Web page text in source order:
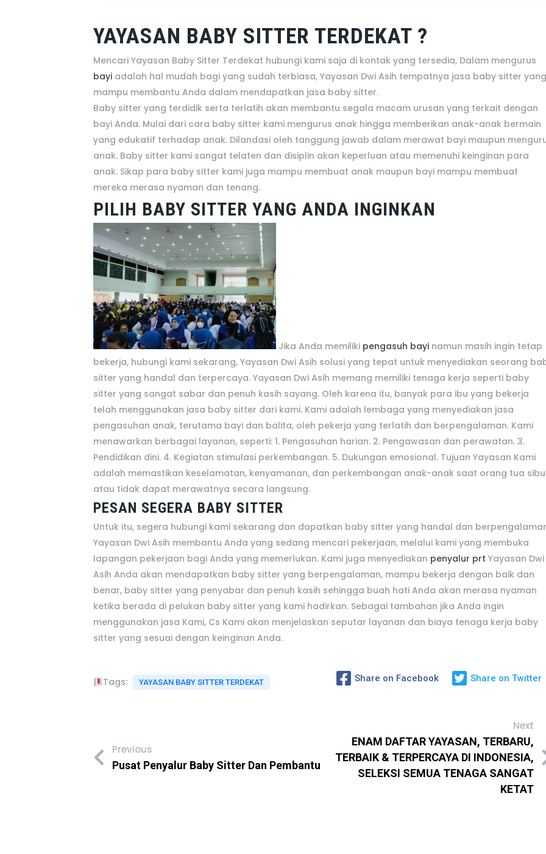
YAYASAN BABY SITTER TERDEKAT ?
Mencari Yayasan Baby Sitter Terdekat hubungi kami saja di kontak yang tersedia, Dalam mengurus
bayiadalah hal mudah bagi yang sudah terbiasa, Yayasan Dwi Asih tempatnya jasa baby sitter yang
mampu membantu Anda dalam mendapatkan jasa baby sitter.
Baby sitter yang terdidik serta terlatih akan membantu segala macam urusan yang terkait dengan
bayi Anda. Mulai dari cara baby sitter kami mengurus anak hingga memberikan anak-anak bermain
yang edukatif terhadap anak. Dilandasi oleh tanggung jawab dalam merawat bayi maupun
anak. Baby sitter kami sangat telaten dan disiplin akan keperluan atau memenuhi keinginan para
anak. Sikap para baby sitter kami juga mampu membuat anak maupun bayi mampu membuat
mereka merasa nyaman dan tenang.
PILIH BABY SITTER YANG ANDA INGINKAN
Jika Anda memiliki pengasuh bayi namun masih ingin tetap
bekerja, hubungi kami sekarang, Yayasan Dwi Asih solusi yang tepat untuk menyediakan seorang
sitter yang handal dan terpercaya. Yayasan Dwi Asih memang memiliki tenaga kerja seperti baby
sitter yang sangat sabar dan penuh kasih sayang. Oleh karena itu, banyak para ibu yang bekerja
telah menggunakan jasa baby sitter dari kami. Kami adalah lembaga yang menyediakan jasa
pengasuhan anak, terutama bayi dan balita, oleh pekerja yang terlatih dan berpengalaman. Kami
menawarkan berbagai layanan, seperti: 1. Pengasuhan harian. 2. Pengawasan dan perawatan. 3.
Pendidikan dini. 4. Kegiatan stimulasi perkembangan. 5. Dukungan emosional. Tujuan Yayasan Kami
adalah memastikan keselamatan, kenyamanan, dan perkembangan anak-anak saat orang tua
atau tidak dapat merawatnya secara langsung.
PESAN SEGERA BABY SITTER
Untuk itu, segera hubungi kami sekarang dan dapatkan baby sitter yang handal dan
Yayasan Dwi Asih membantu Anda yang sedang mencari pekerjaan, melalui kami yang membuka
lapangan pekerjaan bagi Anda yang memerlukan. Kami juga menyediakan penyalur prt Yayasan Dwi
Asih Anda akan mendapatkan baby sitter yang berpengalaman, mampu bekerja dengan baik dan
benar, baby sitter yang penyabar dan penuh kasih sehingga buah hati Anda akan merasa nyaman
ketika berada di pelukan baby sitter yang kami hadirkan. Sebagai tambahan jika Anda ingin
menggunakan jasa Kami, Cs Kami akan menjelaskan seputar layanan dan biaya tenaga kerja baby
sitter yang sesuai dengan keinginan Anda.
Tags: YAYASAN BABY SITTER TERDEKAT Share on Facebook Share on Twitter
Previous
Pusat Penyalur Baby Sitter Dan Pembantu
Next
ENAM DAFTAR YAYASAN, TERBARU,
TERBAIK & TERPERCAYA DI INDONESIA,
SELEKSI SEMUA TENAGA SANGAT
KETAT